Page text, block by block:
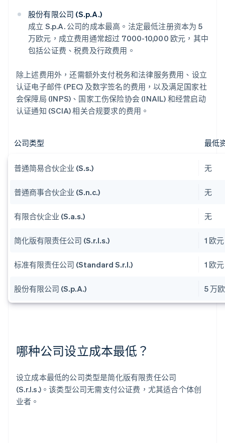
股份有限公司 (S.p.A.)
成立 S.p.A. 公司的成本最高。法定最低注册资本为 5
万欧元，成立费用通常超过 7000-10,000 欧元，其中
包括公证费、税费及行政费用。
除上述费用外，还需额外支付税务和法律服务费用、设立
认证电子邮件 (PEC) 及数字签名的费用，以及满足国家社
会保障局 (INPS)、国家工伤保险协会 (INAIL) 和经营启动
认证通知 (SCIA) 相关合规要求的费用。
公司类型 最低
普通简易合伙企业 (S.s.) 无
普通商事合伙企业 (S.n.c.) 无
有限合伙企业 (S.a.s.) 无
简化版有限责任公司 (S.r.l.s.) 1 欧元
标准有限责任公司 (Standard S.r.l.) 1 欧元
股份有限公司 (S.p.A.) 5 万
哪种公司设立成本最低？
设立成本最低的公司类型是简化版有限责任公司
(S.r.l.s.)。该类型公司无需支付公证费，尤其适合个体创
业者。